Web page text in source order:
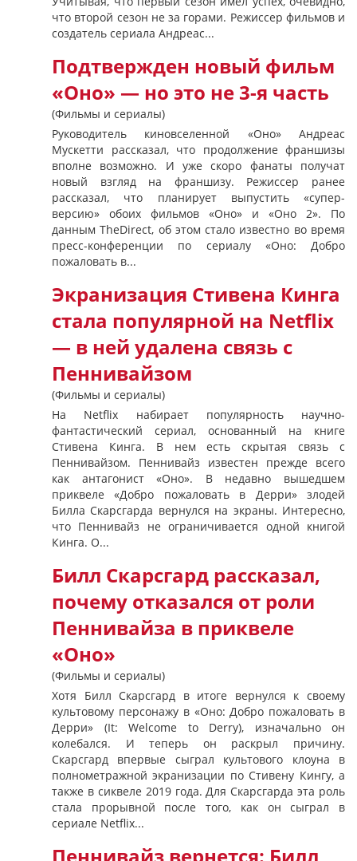
что второй сезон не за горами. Режиссер фильмов и
создатель сериала Андреас...
Подтвержден новый фильм
«Оно» — но это не 3-я часть
(Фильмы и сериалы)
Руководитель киновселенной «Оно» Андреас
Мускетти рассказал, что продолжение франшизы
вполне возможно. И уже скоро фанаты получат
новый взгляд на франшизу. Режиссер ранее
рассказал, что планирует выпустить «супер-
версию» обоих фильмов «Оно» и «Оно 2». По
данным TheDirect, об этом стало известно во время
пресс-конференции по сериалу «Оно: Добро
пожаловать в...
Экранизация Стивена Кинга
стала популярной на Netflix
— в ней удалена связь с
Пеннивайзом
(Фильмы и сериалы)
На Netflix набирает популярность научно-
фантастический сериал, основанный на книге
Стивена Кинга. В нем есть скрытая связь с
Пеннивайзом. Пеннивайз известен прежде всего
как антагонист «Оно». В недавно вышедшем
приквеле «Добро пожаловать в Дерри» злодей
Билла Скарсгарда вернулся на экраны. Интересно,
что Пеннивайз не ограничивается одной книгой
Кинга. О...
Билл Скарсгард рассказал,
почему отказался от роли
Пеннивайза в приквеле
«Оно»
(Фильмы и сериалы)
Хотя Билл Скарсгард в итоге вернулся к своему
культовому персонажу в «Оно: Добро пожаловать в
Дерри» (It: Welcome to Derry), изначально он
колебался. И теперь он раскрыл причину.
Скарсгард впервые сыграл культового клоуна в
полнометражной экранизации по Стивену Кингу, а
также в сиквеле 2019 года. Для Скарсгарда эта роль
стала прорывной после того, как он сыграл в
сериале Netflix...